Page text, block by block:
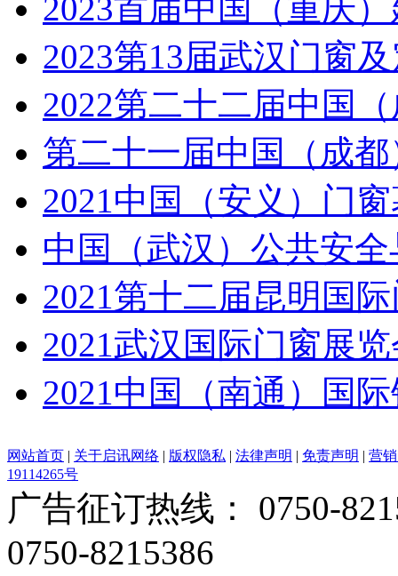
2023首届中国（重庆
2023第13届武汉门窗
2022第二十二届中国
第二十一届中国（成
2021中国（安义）门
中国（武汉）公共安
2021第十二届昆明国
2021武汉国际门窗展
2021中国（南通）国
网站首页 | 关于启讯网络 | 版权隐私 | 法律声明 | 免责声明 | 营
19114265号
广告征订热线： 0750-
0750-8215386